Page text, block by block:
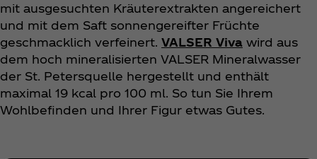
mit ausgesuchten Kräuterextrakten angereichert
und mit dem Saft sonnengereifter Früchte
geschmacklich verfeinert. VALSER Viva wird aus
dem hoch mineralisierten VALSER Mineralwasser
der St. Petersquelle hergestellt und enthält
maximal 19 kcal pro 100 ml. So tun Sie Ihrem
Wohlbefinden und Ihrer Figur etwas Gutes.